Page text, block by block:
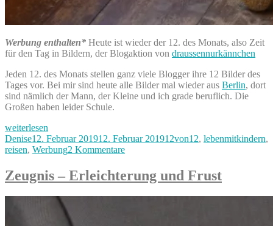
Werbung enthalten* Heute ist wieder der 12. des Monats, also Zeit
für den Tag in Bildern, der Blogaktion von draussennurkännchen
Jeden 12. des Monats stellen ganz viele Blogger ihre 12 Bilder des
Tages vor. Bei mir sind heute alle Bilder mal wieder aus Berlin, dort
sind nämlich der Mann, der Kleine und ich grade beruflich. Die
Großen haben leider Schule.
„12von12
–
Tag
Bildern
aus
weiterlesen
Autor
DeniseVeröffentlicht
am
12. Februar 201912. Februar 2019Kategorien
12von12, lebenmitkindern,
reisen, Werbung2 Kommentarezu
Tag
Zeugnis – Erleichterung und Frust